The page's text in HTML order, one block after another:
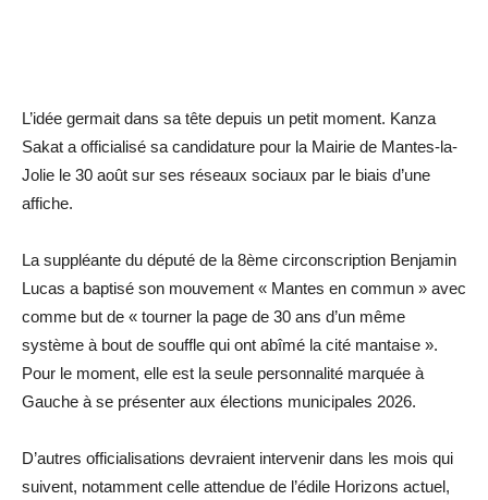
L’idée germait dans sa tête depuis un petit moment. Kanza
Sakat a officialisé sa candidature pour la Mairie de Mantes-la-
Jolie le 30 août sur ses réseaux sociaux par le biais d’une
affiche.
La suppléante du député de la 8ème circonscription Benjamin
Lucas a baptisé son mouvement « Mantes en commun » avec
comme but de « tourner la page de 30 ans d’un même
système à bout de souffle qui ont abîmé la cité mantaise ».
Pour le moment, elle est la seule personnalité marquée à
Gauche à se présenter aux élections municipales 2026.
D’autres officialisations devraient intervenir dans les mois qui
suivent, notamment celle attendue de l’édile Horizons actuel,